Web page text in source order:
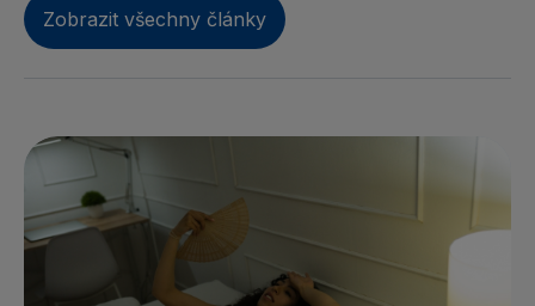
Zobrazit všechny články